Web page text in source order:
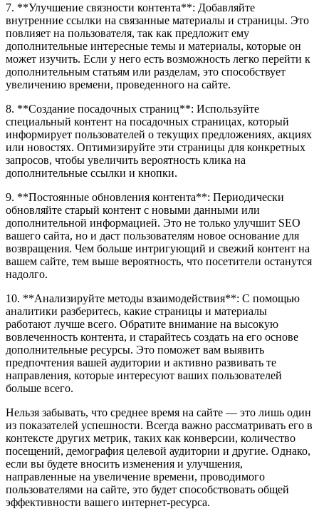
7. **Улучшение связности контента**: Добавляйте
внутренние ссылки на связанные материалы и страницы. Это
повлияет на пользователя, так как предложит ему
дополнительные интересные темы и материалы, которые он
может изучить. Если у него есть возможность легко перейти к
дополнительным статьям или разделам, это способствует
увеличению времени, проведенного на сайте.
8. **Создание посадочных страниц**: Используйте
специальный контент на посадочных страницах, который
информирует пользователей о текущих предложениях, акциях
или новостях. Оптимизируйте эти страницы для конкретных
запросов, чтобы увеличить вероятность клика на
дополнительные ссылки и кнопки.
9. **Постоянные обновления контента**: Периодически
обновляйте старый контент с новыми данными или
дополнительной информацией. Это не только улучшит SEO
вашего сайта, но и даст пользователям новое основание для
возвращения. Чем больше интригующий и свежий контент на
вашем сайте, тем выше вероятность, что посетители останутся
надолго.
10. **Анализируйте методы взаимодействия**: С помощью
аналитики разберитесь, какие страницы и материалы
работают лучше всего. Обратите внимание на высокую
вовлеченность контента, и старайтесь создать на его основе
дополнительные ресурсы. Это поможет вам выявить
предпочтения вашей аудитории и активно развивать те
направления, которые интересуют ваших пользователей
больше всего.
Нельзя забывать, что среднее время на сайте — это лишь один
из показателей успешности. Всегда важно рассматривать его в
контексте других метрик, таких как конверсии, количество
посещений, демография целевой аудитории и другие. Однако,
если вы будете вносить изменения и улучшения,
направленные на увеличение времени, проводимого
пользователями на сайте, это будет способствовать общей
эффективности вашего интернет-ресурса.